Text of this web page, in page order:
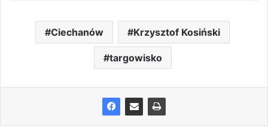
Ciechanów Krzysztof Kosiński
targowisko